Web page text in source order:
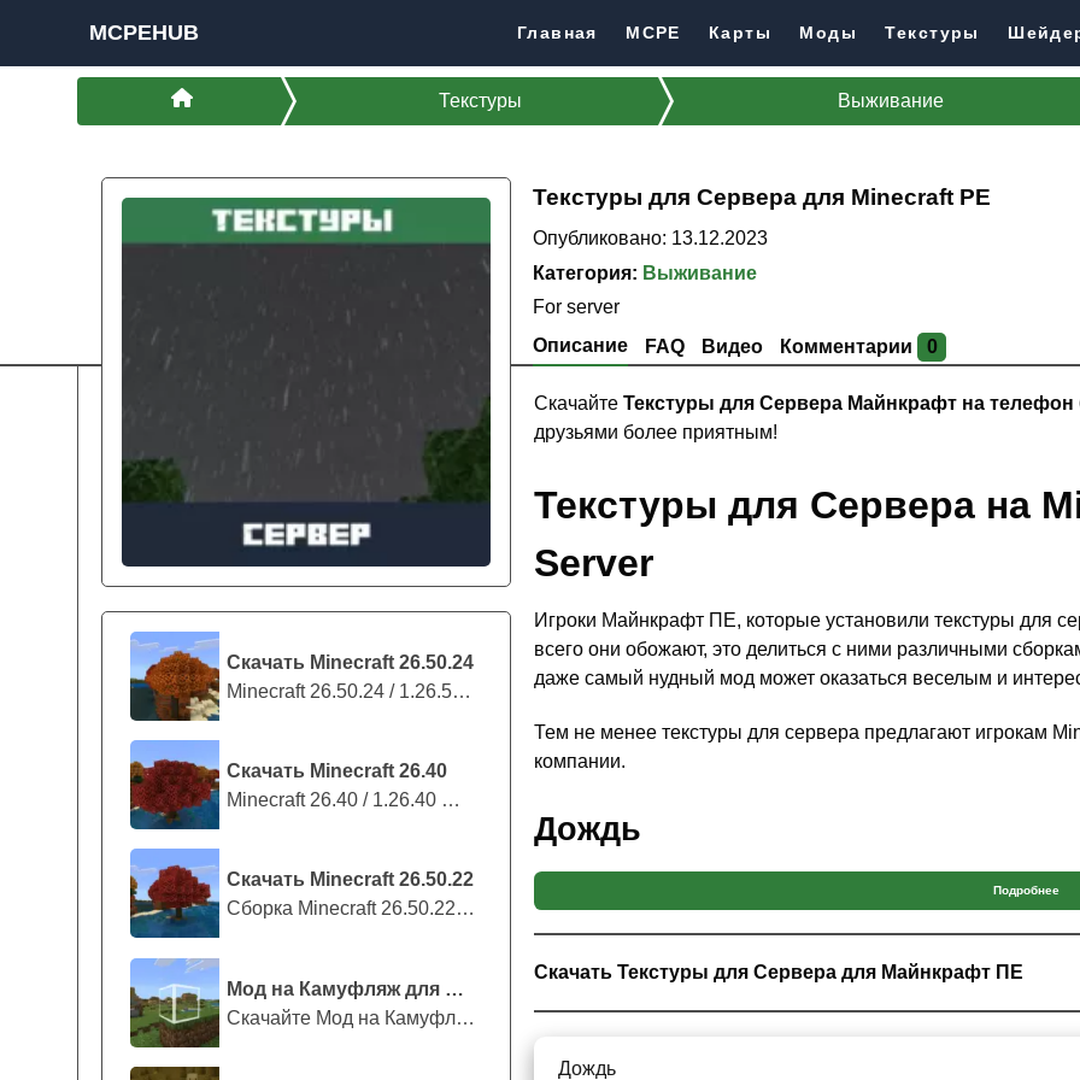
MCPEHUB Главная MCPE Карты Моды Текстуры
Текстуры Выживание
Текстуры для Сервера для Minecraft PE
Опубликовано: 13.12.2023
Категория: Выживание
For server
Описание
FAQ Видео Комментарии 0
Скачать Minecraft 26.50.24
Minecraft 26.50.24 / 1.26.50.24 предс...
Скачать Minecraft 26.40
Minecraft 26.40 / 1.26.40 — стабильны...
Скачать Minecraft 26.50.22
Сборка Minecraft 26.50.22 / 1.26.50.2...
Мод на Камуфляж для Майнкрафт ПЕ
Скачайте Мод на Камуфляж на Майнкрафт...
СкачайтеТекстуры для Сервера Майнкрафт на телефон
друзьями более приятным!
Текстуры для Сервера на
Server
Игроки Майнкрафт ПЕ, которые установили текстуры для
всего они обожают, это делиться с ними различными
даже самый нудный мод может оказаться веселым и
Тем не менее текстуры для сервера предлагают игрокам
компании.
Дождь
Абсолютно любой игрок Майнкрафт ПЕ согласится с тем,
философским событием, которое может описать всё, от
К сожалению, в ванильной версии дождь навряд ли может
Подробнее
Скачать Текстуры для Сервера для Майнкрафт ПЕ
Дождь